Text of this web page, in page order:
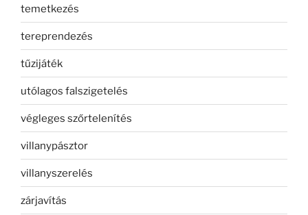
temetkezés
tereprendezés
tűzijáték
utólagos falszigetelés
végleges szőrtelenítés
villanypásztor
villanyszerelés
zárjavítás